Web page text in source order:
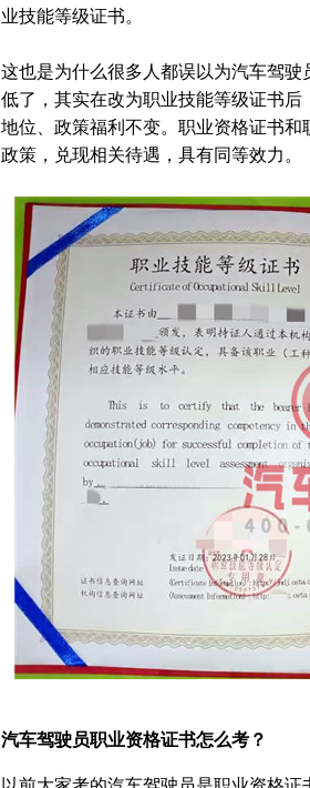
业技能等级证书。
这也是为什么很多人都误以为汽车驾
低了，其实在改为职业技能等级证书
地位、政策福利不变。职业资格证书
政策，兑现相关待遇，具有同等效力。
汽车驾驶员职业资格证书怎么考？